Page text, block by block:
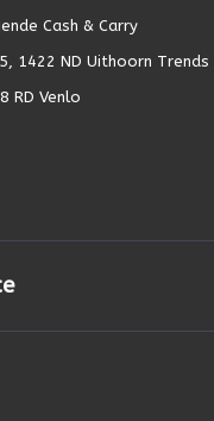
Cash & Carry
1422 ND Uithoorn
RD Venlo